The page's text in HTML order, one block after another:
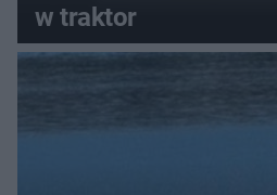
w traktor